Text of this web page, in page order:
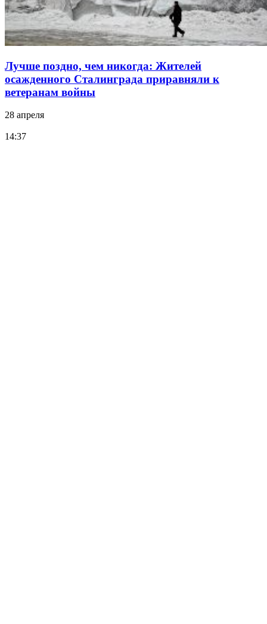
Лучше поздно, чем никогда: Жителей
осажденного Сталинграда приравняли к
ветеранам войны
28 апреля
14:37